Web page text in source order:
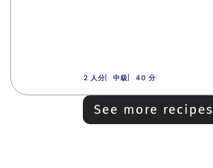
2 人分 中級 40 分
See more recipes